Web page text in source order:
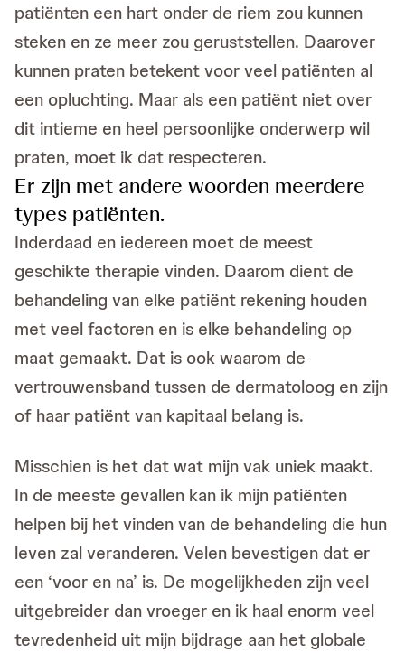
patiënten een hart onder de riem zou kunnen
steken en ze meer zou geruststellen. Daarover
kunnen praten betekent voor veel patiënten al
een opluchting. Maar als een patiënt niet over
dit intieme en heel persoonlijke onderwerp wil
praten, moet ik dat respecteren.
Er zijn met andere woorden meerdere
types patiënten.
Inderdaad en iedereen moet de meest
geschikte therapie vinden. Daarom dient de
behandeling van elke patiënt rekening houden
met veel factoren en is elke behandeling op
maat gemaakt. Dat is ook waarom de
vertrouwensband tussen de dermatoloog en zijn
of haar patiënt van kapitaal belang is.
Misschien is het dat wat mijn vak uniek maakt.
In de meeste gevallen kan ik mijn patiënten
helpen bij het vinden van de behandeling die hun
leven zal veranderen. Velen bevestigen dat er
een ‘voor en na’ is. De mogelijkheden zijn veel
uitgebreider dan vroeger en ik haal enorm veel
tevredenheid uit mijn bijdrage aan het globale